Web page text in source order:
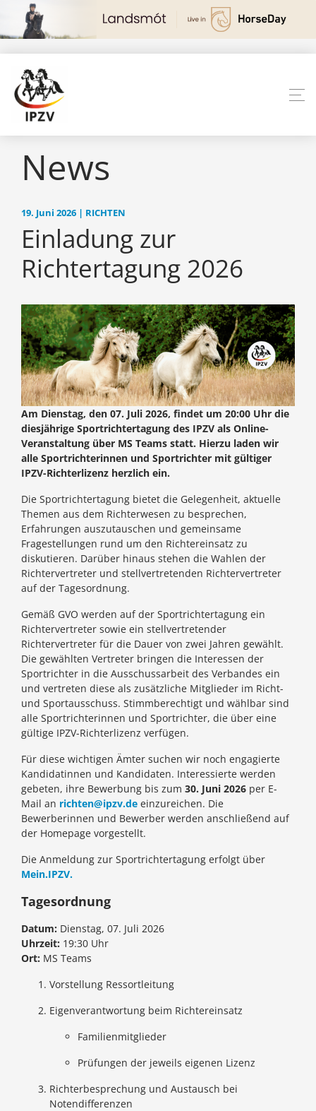
News
19. Juni 2026 | RICHTEN
Einladung zur
Richtertagung 2026
Am Dienstag, den 07. Juli 2026, findet um 20:00 Uhr die
diesjährige Sportrichtertagung des IPZV als Online-
Veranstaltung über MS Teams statt. Hierzu laden wir
alle Sportrichterinnen und Sportrichter mit gültiger
IPZV-Richterlizenz herzlich ein.
Die Sportrichtertagung bietet die Gelegenheit, aktuelle
Themen aus dem Richterwesen zu besprechen,
Erfahrungen auszutauschen und gemeinsame
Fragestellungen rund um den Richtereinsatz zu
diskutieren. Darüber hinaus stehen die Wahlen der
Richtervertreter und stellvertretenden Richtervertreter
auf der Tagesordnung.
Gemäß GVO werden auf der Sportrichtertagung ein
Richtervertreter sowie ein stellvertretender
Richtervertreter für die Dauer von zwei Jahren gewählt.
Die gewählten Vertreter bringen die Interessen der
Sportrichter in die Ausschussarbeit des Verbandes ein
und vertreten diese als zusätzliche Mitglieder im Richt-
und Sportausschuss. Stimmberechtigt und wählbar sind
alle Sportrichterinnen und Sportrichter, die über eine
gültige IPZV-Richterlizenz verfügen.
Für diese wichtigen Ämter suchen wir noch engagierte
Kandidatinnen und Kandidaten. Interessierte werden
gebeten, ihre Bewerbung bis zum 30. Juni 2026 per E-
Mail an richten@ipzv.de einzureichen. Die
Bewerberinnen und Bewerber werden anschließend auf
der Homepage vorgestellt.
Die Anmeldung zur Sportrichtertagung erfolgt über
Mein.IPZV.
Tagesordnung
Datum: Dienstag, 07. Juli 2026
Uhrzeit: 19:30 Uhr
Ort: MS Teams
Vorstellung Ressortleitung
Eigenverantwortung beim Richtereinsatz
Familienmitglieder
Prüfungen der jeweils eigenen Lizenz
Richterbesprechung und Austausch bei
Notendifferenzen